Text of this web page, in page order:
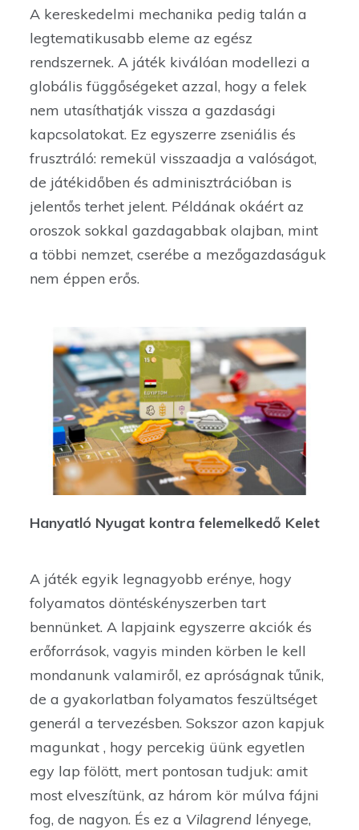
A kereskedelmi mechanika pedig talán a
legtematikusabb eleme az egész
rendszernek. A játék kiválóan modellezi a
globális függőségeket azzal, hogy a felek
nem utasíthatják vissza a gazdasági
kapcsolatokat. Ez egyszerre zseniális és
frusztráló: remekül visszaadja a valóságot,
de játékidőben és adminisztrációban is
jelentős terhet jelent. Példának okáért az
oroszok sokkal gazdagabbak olajban, mint
a többi nemzet, cserébe a mezőgazdaságuk
nem éppen erős.
Hanyatló Nyugat kontra felemelkedő Kelet
A játék egyik legnagyobb erénye, hogy
folyamatos döntéskényszerben tart
bennünket. A lapjaink egyszerre akciók és
erőforrások, vagyis minden körben le kell
mondanunk valamiről, ez apróságnak tűnik,
de a gyakorlatban folyamatos feszültséget
generál a tervezésben. Sokszor azon kapjuk
magunkat , hogy percekig üünk egyetlen
egy lap fölött, mert pontosan tudjuk: amit
most elveszítünk, az három kör múlva fájni
fog, de nagyon. És ez a Vilagrend lényege,